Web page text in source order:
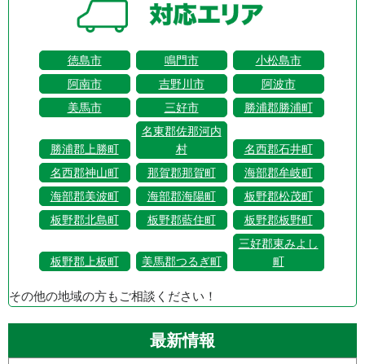
徳島市 鳴門市
小松島市
阿南市
吉野川市
阿波市
美馬市
三好市 勝浦郡勝浦町
勝浦郡上勝町
名東郡佐那河内
村
名西郡石井町
名西郡神山町
那賀郡那賀町
海部郡牟岐町
海部郡美波町
海部郡海陽町
板野郡松茂町
板野郡北島町
板野郡藍住町 板野郡板野町
板野郡上板町 美馬郡つるぎ町
三好郡東みよし
町
その他の地域の方もご相談ください！
最新情報